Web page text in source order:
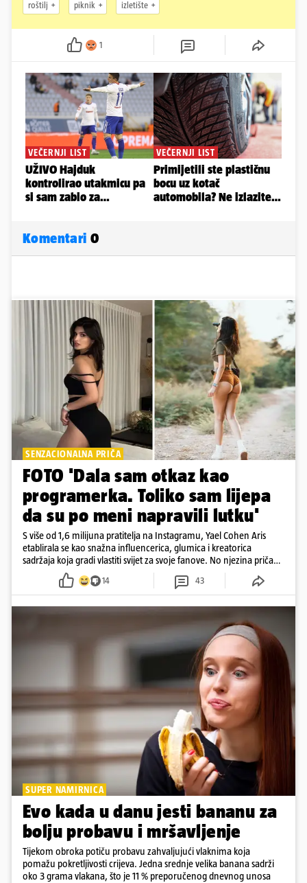
roštilj piknik izletište
1
Komentari 0
SENZACIONALNA PRIČA
FOTO 'Dala sam otkaz kao
programerka. Toliko sam lijepa
da su po meni napravili lutku'
S više od 1,6 milijuna pratitelja na Instagramu, Yael Cohen Aris
etablirala se kao snažna influencerica, glumica i kreatorica
sadržaja koja gradi vlastiti svijet za svoje fanove. No njezina priča
pokazuje da online slava dolazi i s neočekivanim izazovima
14 43
SUPER NAMIRNICA
Evo kada u danu jesti bananu za
bolju probavu i mršavljenje
Tijekom obroka potiču probavu zahvaljujući vlaknima koja
pomažu pokretljivosti crijeva. Jedna srednje velika banana sadrži
oko 3 grama vlakana, što je 11 % preporučenog dnevnog unosa